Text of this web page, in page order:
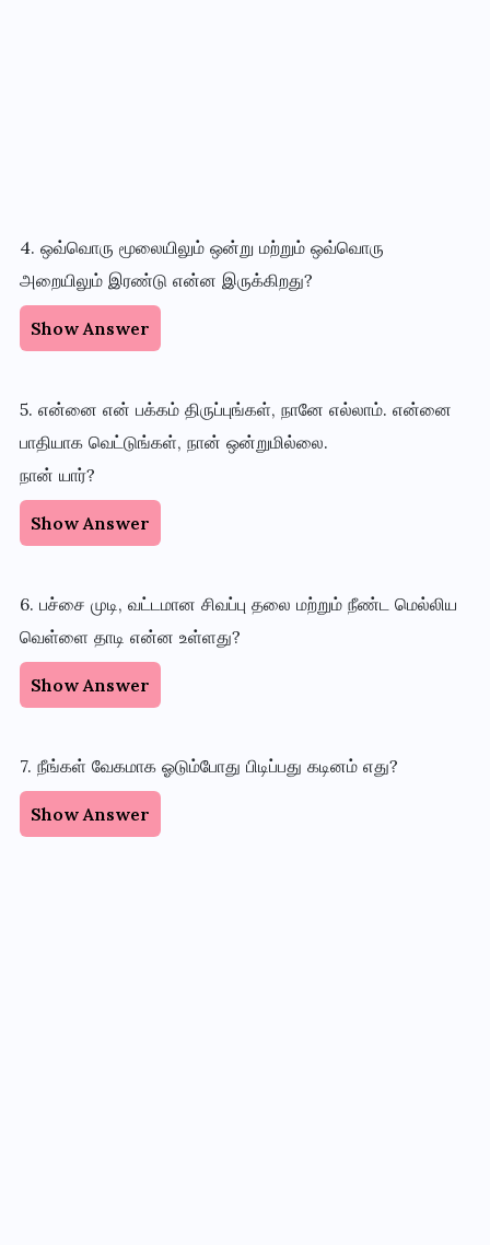
4. ஒவ்வொரு மூலையிலும் ஒன்று மற்றும் ஒவ்வொரு
அறையிலும் இரண்டு என்ன இருக்கிறது?
Show Answer
5. என்னை என் பக்கம் திருப்புங்கள், நானே எல்லாம். என்னை
பாதியாக வெட்டுங்கள், நான் ஒன்றுமில்லை.
நான் யார்?
Show Answer
6. பச்சை முடி, வட்டமான சிவப்பு தலை மற்றும் நீண்ட மெல்லிய
வெள்ளை தாடி என்ன உள்ளது?
Show Answer
7. நீங்கள் வேகமாக ஓடும்போது பிடிப்பது கடினம் எது?
Show Answer